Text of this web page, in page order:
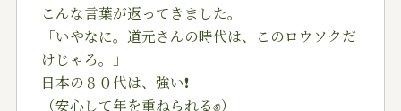
こんな言葉が返ってきました。
「いやなに。道元さんの時代は、このロウソクだ
けじゃろ。」
日本の８０代は、強い❗️
（安心して年を重ねられる✊）